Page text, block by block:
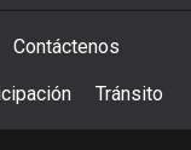
Contáctenos
Tránsito